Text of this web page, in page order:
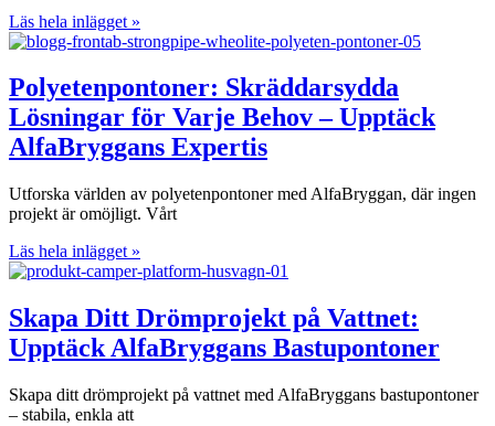
Läs hela inlägget »
Polyetenpontoner: Skräddarsydda
Lösningar för Varje Behov – Upptäck
AlfaBryggans Expertis
Utforska världen av polyetenpontoner med AlfaBryggan, där ingen
projekt är omöjligt. Vårt
Läs hela inlägget »
Skapa Ditt Drömprojekt på Vattnet:
Upptäck AlfaBryggans Bastupontoner
Skapa ditt drömprojekt på vattnet med AlfaBryggans bastupontoner
– stabila, enkla att